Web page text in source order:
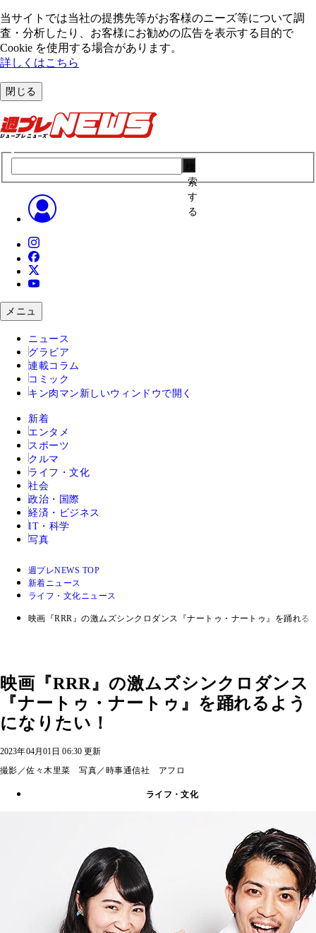
当サイトでは当社の提携先等がお客様のニーズ等について調
査・分析したり、お客様にお勧めの広告を表⽰する⽬的で
Cookie を使⽤する場合があります。
詳しくはこちら
閉じる
索
す
る
メニュ
ニュース
グラビア
連載コラム
コミック
キン肉マン 新しいウィンドウで開く
新着
エンタメ
スポーツ
クルマ
ライフ・文化
社会
政治・国際
経済・ビジネス
IT・科学
写真
週プレNEWS TOP
新着ニュース
ライフ・文化ニュース
映画『RRR』の激ムズシンクロダンス『ナートゥ・ナートゥ』を踊れる
映画『RRR』の激ムズシンクロダンス
『ナートゥ・ナートゥ』を踊れるよう
になりたい！
2023年04月01日 06:30 更新
撮影／佐々木里菜 写真／時事通信社 アフロ
ライフ・文化